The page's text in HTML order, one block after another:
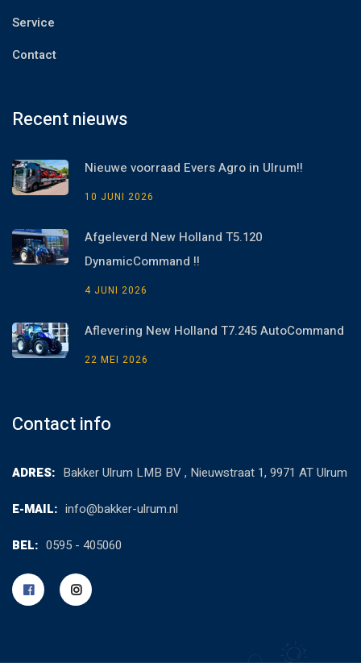
Service
Contact
Recent nieuws
Nieuwe voorraad Evers Agro in Ulrum!!
10 JUNI 2026
Afgeleverd New Holland T5.120
DynamicCommand !!
4 JUNI 2026
Aflevering New Holland T7.245 AutoCommand
22 MEI 2026
Contact info
ADRES: Bakker Ulrum LMB BV , Nieuwstraat 1, 9971 AT Ulrum
E-MAIL: info@bakker-ulrum.nl
BEL: 0595 - 405060